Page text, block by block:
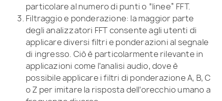
particolare al numero di punti o “linee” FFT.
Filtraggio e ponderazione: la maggior parte
degli analizzatori FFT consente agli utenti di
applicare diversi filtri e ponderazioni al segnale
di ingresso. Ciò è particolarmente rilevante in
applicazioni come l’analisi audio, dove è
possibile applicare i filtri di ponderazione A, B, C
o Z per imitare la risposta dell’orecchio umano a